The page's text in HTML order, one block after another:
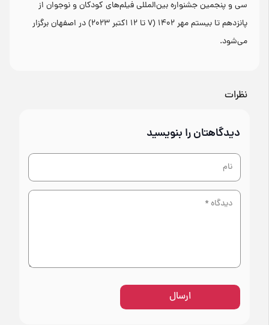
سی و پنجمین جشنواره بین‌المللی فیلم‌های کودکان و نوجوان از
پانزدهم تا بیستم مهر ۱۴۰۲ (۷ تا ۱۲ اکتبر ۲۰۲۳) در اصفهان برگزار
می‌شود.
نظرات
دیدگاهتان را بنویسید
ارسال